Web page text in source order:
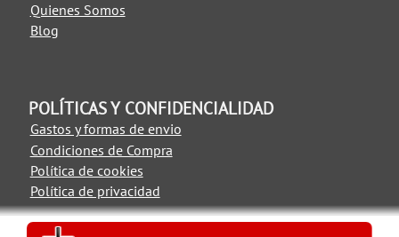
Quienes Somos
Blog
POLÍTICAS Y CONFIDENCIALIDAD
Gastos y formas de envio
Condiciones de Compra
Política de cookies
Política de privacidad